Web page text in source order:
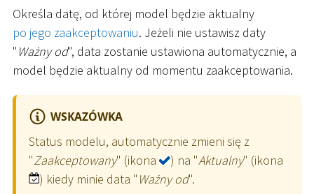
Określa datę, od której model będzie aktualny
po jego zaakceptowaniu. Jeżeli nie ustawisz daty
" Ważny od", data zostanie ustawiona automatycznie, a
model będzie aktualny od momentu zaakceptowania.
WSKAZÓWKA
Status modelu, automatycznie zmieni się z
"Zaakceptowany" (ikona ) na "Aktualny" (ikona
) kiedy minie data " Ważny od".